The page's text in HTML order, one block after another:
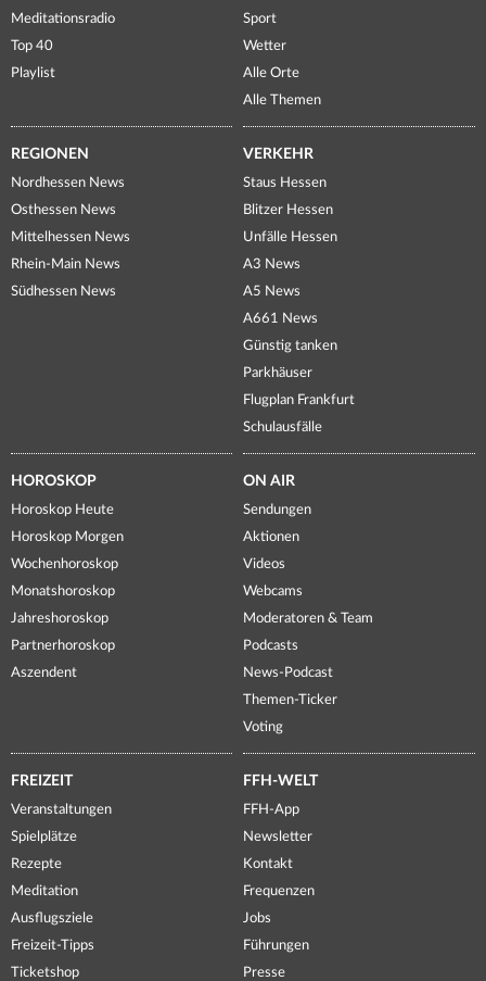
Meditationsradio
Top 40
Playlist
Sport
Wetter
Alle Orte
Alle Themen
REGIONEN
Nordhessen News
Osthessen News
Mittelhessen News
Rhein-Main News
Südhessen News
VERKEHR
Staus Hessen
Blitzer Hessen
Unfälle Hessen
A3 News
A5 News
A661 News
Günstig tanken
Parkhäuser
Flugplan Frankfurt
Schulausfälle
HOROSKOP
Horoskop Heute
Horoskop Morgen
Wochenhoroskop
Monatshoroskop
Jahreshoroskop
Partnerhoroskop
Aszendent
ON AIR
Sendungen
Aktionen
Videos
Webcams
Moderatoren & Team
Podcasts
News-Podcast
Themen-Ticker
Voting
FREIZEIT
Veranstaltungen
Spielplätze
Rezepte
Meditation
Ausflugsziele
Freizeit-Tipps
Ticketshop
FFH-WELT
FFH-App
Newsletter
Kontakt
Frequenzen
Jobs
Führungen
Presse